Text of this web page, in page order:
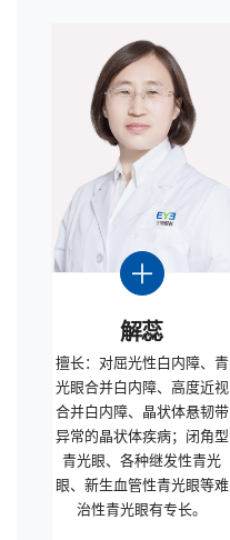
解蕊
擅长：对屈光性白内障、青
光眼合并白内障、高度近视
合并白内障、晶状体悬韧带
异常的晶状体疾病；闭角型
青光眼、各种继发性青光
眼、新生血管性青光眼等难
治性青光眼有专长。